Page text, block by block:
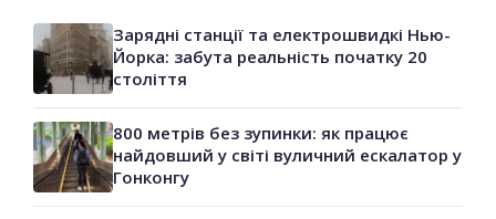
Зарядні станції та електрошвидкі Нью-
Йорка: забута реальність початку 20
століття
800 метрів без зупинки: як працює
найдовший у світі вуличний ескалатор у
Гонконгу